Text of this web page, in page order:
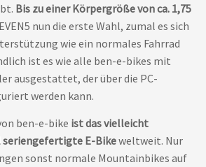
Bis zu einer Körpergröße von ca. 1,75
nun die erste Wahl, zumal es sich
wie ein normales Fahrrad
ist es wie alle ben-e-bikes mit
ausgestattet, der über die PC-
werden kann.
ben-e-bike ist dasvielleicht
E-Bikeweltweit. Nur
sonst normale Mountainbikes auf